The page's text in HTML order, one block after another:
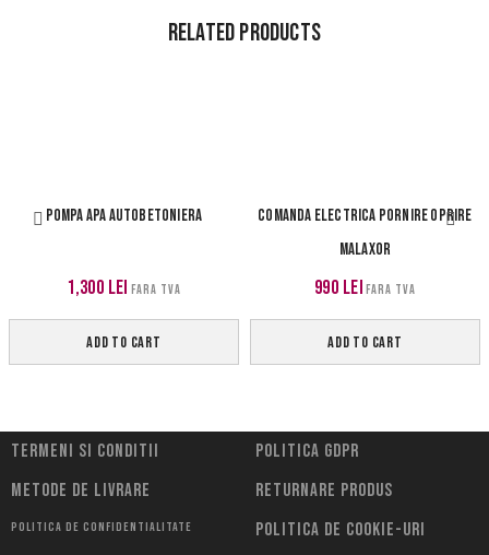
Related Products
POMPA APA AUTOBETONIERA
1,300 lei FARA TVA
ADD TO CART
COMANDA ELECTRICA PORNIRE OPRIRE
MALAXOR
990 lei FARA TVA
ADD TO CART
Termeni si conditii
Metode de livrare
Politica de confidentialitate
Politica Gdpr
Returnare Produs
Politica de cookie-uri